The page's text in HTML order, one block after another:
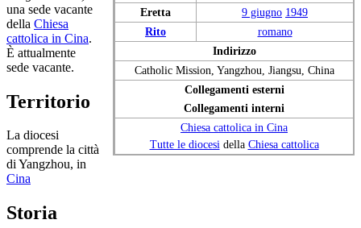
Eretta
9 giugno 1949
Rito
romano
Indirizzo
Catholic Mission, Yangzhou, Jiangsu, China
Collegamenti esterni
Collegamenti interni
Chiesa cattolica in Cina
Tutte le diocesi della Chiesa cattolica
una sede vacante
della Chiesa
cattolica in Cina.
È attualmente
sede vacante.
Territorio
La diocesi
comprende la città
di Yangzhou, in
Cina
Storia